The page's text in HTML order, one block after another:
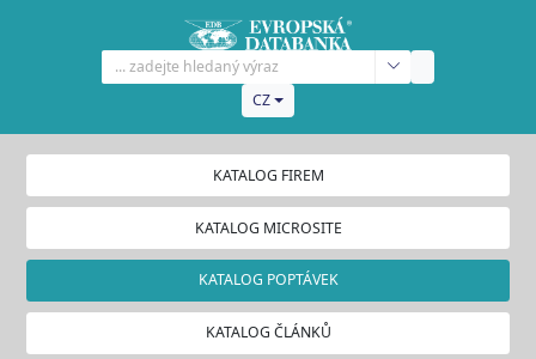
CZ
KATALOG FIREM
KATALOG MICROSITE
KATALOG POPTÁVEK
KATALOG ČLÁNKŮ